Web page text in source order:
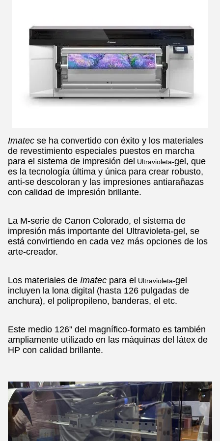
Imatec se ha convertido con éxito y los materiales
de revestimiento especiales puestos en marcha
para el sistema de impresión del Ultravioleta-gel, que
es la tecnología última y única para crear robusto,
anti-se descoloran y las impresiones antiarañazas
con calidad de impresión brillante.
La M-serie de Canon Colorado, el sistema de
impresión más importante del Ultravioleta-gel, se
está convirtiendo en cada vez más opciones de los
arte-creador.
Los materiales de Imatec para el Ultravioleta-gel
incluyen la lona digital (hasta 126 pulgadas de
anchura), el polipropileno, banderas, el etc.
Este medio 126" del magnífico-formato es también
ampliamente utilizado en las máquinas del látex de
HP con calidad brillante.